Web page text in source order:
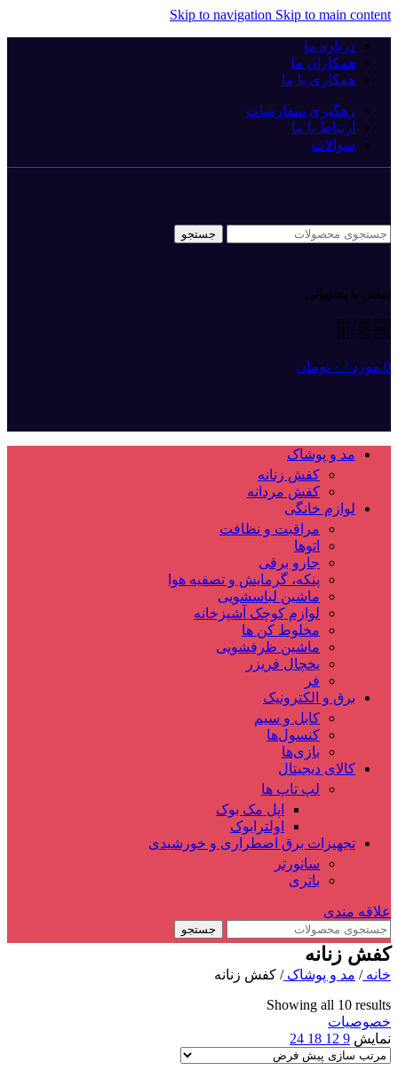
Skip to navigation Skip to main content
درباره ما
همکاران ما
همکاری با ما
رهگیری سفارشات
ارتباط با ما
سوالات
جستجو
تماس با پشتیبانی
021-4448-5753
0917-325-4089
0917-126-5520
0 مورد / ۰ تومان
مد و پوشاک
کفش زنانه
کفش مردانه
لوازم خانگی
مراقبت و نظافت
اتوها
جارو برقی
پنکه، گرمایش و تصفیه هوا
ماشین لباسشویی
لوازم کوچک آشپزخانه
مخلوط کن ها
ماشین ظرفشویی
یخچال فریزر
فر
برق و الکترونیک
کابل و سیم
کنسول‌ها
بازی‌ها
کالای دیجیتال
لپ تاپ ها
اپل مک بوک
اولترابوک
تجهیزات برق اضطراری و خورشیدی
سانورتر
باتری
علاقه مندی
جستجو
کفش زنانه
خانه/ مد و پوشاک/ کفش زنانه
Showing all 10 results
خصوصیات
نمایش 9
12
18
24